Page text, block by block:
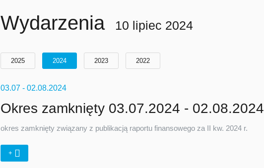
Wydarzenia 10 lipiec 2024
2025 2024 2023 2022
03.07 - 02.08.2024
Okres zamknięty 03.07.2024 - 02.08.2024
okres zamknięty związany z publikacją raportu finansowego za II kw. 2024 r.
+